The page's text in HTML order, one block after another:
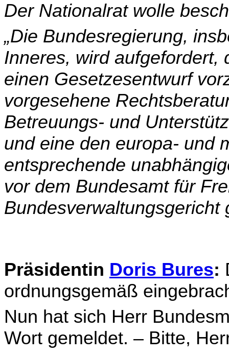
Der Nationalrat wolle
„Die Bundesregierung,
Inneres, wird aufgefordert,
einen Gesetzesentwurf
vorgesehene
Betreuungs- und
und eine den europa- und
entsprechende
vor dem Bundes­amt für
Bundesverwaltungsgericht
Präsidentin Doris Bures:
ordnungsgemäß
Nun hat sich Herr
Wort gemeldet. – Bitte,